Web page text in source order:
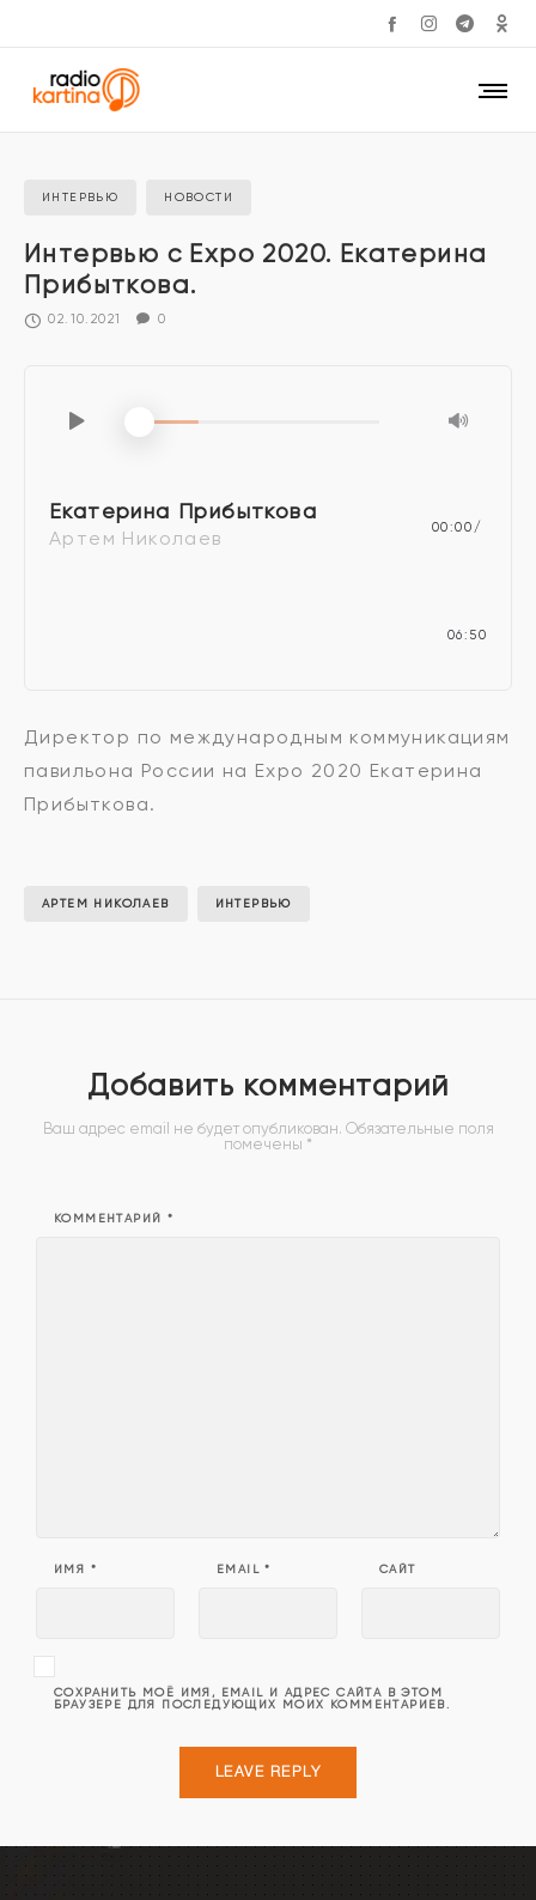
ИНТЕРВЬЮ НОВОСТИ
Интервью с Expo 2020. Екатерина
Прибыткова.
02.10.2021 0
Екатерина Прибыткова
Артем Николаев 00:00
06:50
Директор по международным коммуникациям
павильона России на Expo 2020 Екатерина
Прибыткова.
АРТЕМ НИКОЛАЕВ ИНТЕРВЬЮ
Добавить комментарий
Ваш адрес email не будет опубликован. Обязательные поля
помечены *
КОММЕНТАРИЙ *
ИМЯ * EMAIL* САЙТ
СОХРАНИТЬ МОЁ ИМЯ, EMAIL И АДРЕС САЙТА В ЭТОМ
БРАУЗЕРЕ ДЛЯ ПОСЛЕДУЮЩИХ МОИХ КОММЕНТАРИЕВ.